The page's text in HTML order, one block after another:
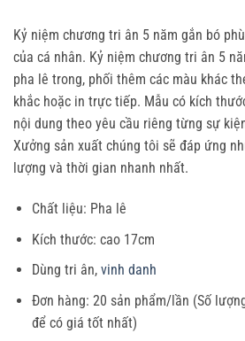
Kỷ niệm chương tri ân 5 năm gắn bó
của cá nhân. Kỷ niệm chương tri ân 5
pha lê trong, phối thêm các màu khác
khắc hoặc in trực tiếp. Mẫu có kích
nội dung theo yêu cầu riêng từng sự
Xưởng sản xuất chúng tôi sẽ đáp ứng
lượng và thời gian nhanh nhất.
Chất liệu: Pha lê
Kích thước: cao 17cm
Dùng tri ân, vinh danh
Đơn hàng: 20 sản phẩm/lần (Số
để có giá tốt nhất)